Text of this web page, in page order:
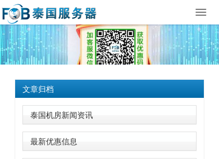
文章归档
泰国机房新闻资讯
最新优惠信息